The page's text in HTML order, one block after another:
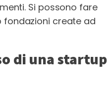
Si possono fare
create ad
di una startup